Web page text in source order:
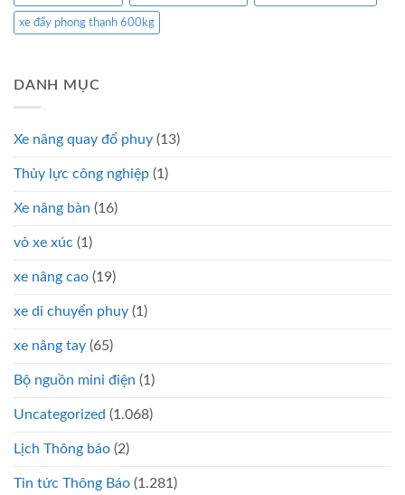
xe đẩy phong thạnh 600kg
DANH MỤC
Xe nâng quay đổ phuy (13)
Thủy lực công nghiệp (1)
Xe nâng bàn (16)
vỏ xe xúc (1)
xe nâng cao (19)
xe di chuyển phuy (1)
xe nâng tay (65)
Bộ nguồn mini điện (1)
Uncategorized (1.068)
Lịch Thông báo (2)
Tin tức Thông Báo (1.281)